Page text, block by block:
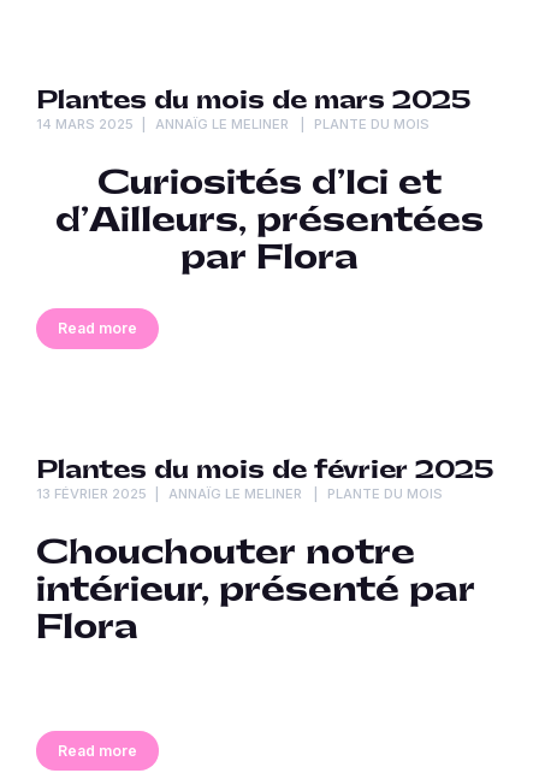
Plantes du mois de mars 2025
14 MARS 2025 ANNAÏG LE MELINER PLANTE DU MOIS
Curiosités d’Ici et
d’Ailleurs, présentées
par Flora
Read more
Plantes du mois de février 2025
13 FÉVRIER 2025 ANNAÏG LE MELINER PLANTE DU MOIS
Chouchouter notre
intérieur, présenté par
Flora
Read more